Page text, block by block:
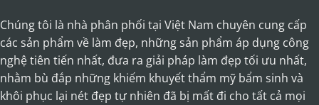
Chúng tôi là nhà phân phối tại Việt Nam chuyên cung cấp
các sản phẩm về làm đẹp, những sản phẩm áp dụng công
nghệ tiên tiến nhất, đưa ra giải pháp làm đẹp tối ưu nhất,
nhằm bù đắp những khiếm khuyết thẩm mỹ bẩm sinh và
khôi phục lại nét đẹp tự nhiên đã bị mất đi cho tất cả mọi